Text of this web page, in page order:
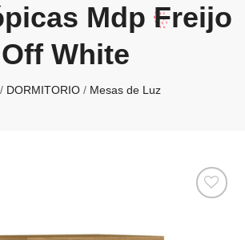
Mdp Freijo
Off White
/ DORMITORIO / Mesas de Luz